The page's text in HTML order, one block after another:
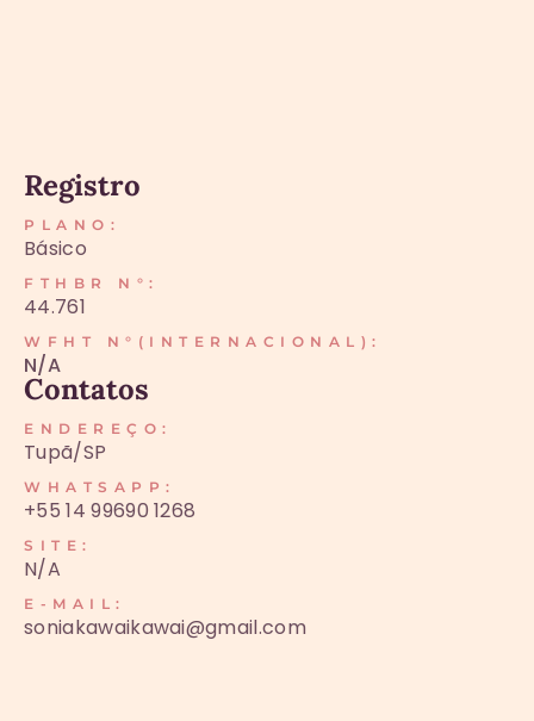
Registro
PLANO:
Básico
FTHBR N°:
44.761
WFHT N°(INTERNACIONAL):
N/A
Contatos
ENDEREÇO:
Tupã/SP
WHATSAPP:
+55 14 99690 1268
SITE:
N/A
E-MAIL:
soniakawaikawai@gmail.com